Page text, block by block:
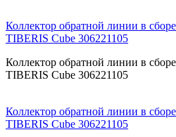
Коллектор обратной линии в
TIBERIS Cube 306221105
Коллектор обратной линии в
TIBERIS Cube 306221105
Коллектор обратной линии в
TIBERIS Cube 306221105